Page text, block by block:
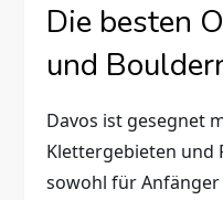
Die besten
und
Davos ist gesegnet
Klettergebieten und
sowohl für